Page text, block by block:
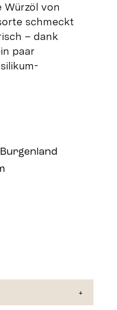
Würzöl von
schmeckt
– dank
paar